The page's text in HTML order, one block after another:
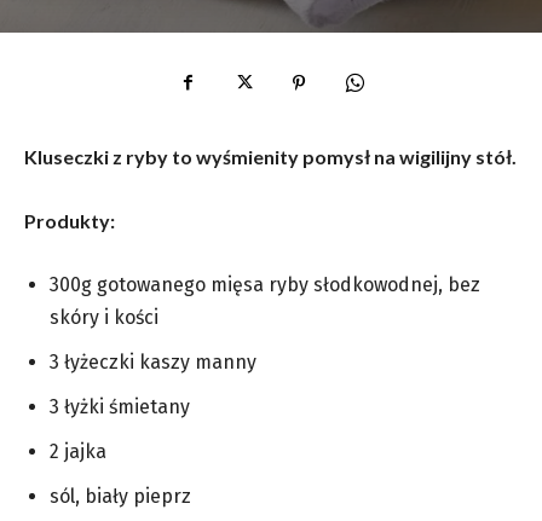
Kluseczki z ryby to wyśmienity pomysł na wigilijny stół.
Produkty:
300g gotowanego mięsa ryby słodkowodnej, bez
skóry i kości
3 łyżeczki kaszy manny
3 łyżki śmietany
2 jajka
sól, biały pieprz